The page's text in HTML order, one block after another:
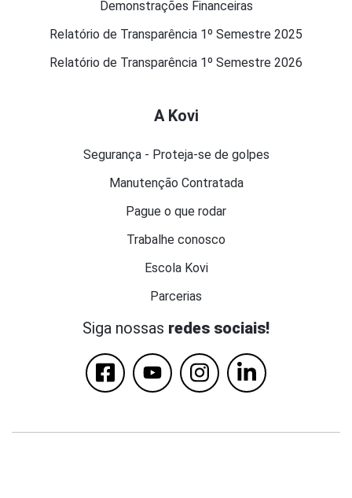
Demonstrações Financeiras
Relatório de Transparência 1º Semestre 2025
Relatório de Transparência 1º Semestre 2026
A Kovi
Segurança - Proteja-se de golpes
Manutenção Contratada
Pague o que rodar
Trabalhe conosco
Escola Kovi
Parcerias
Siga nossas redes sociais!